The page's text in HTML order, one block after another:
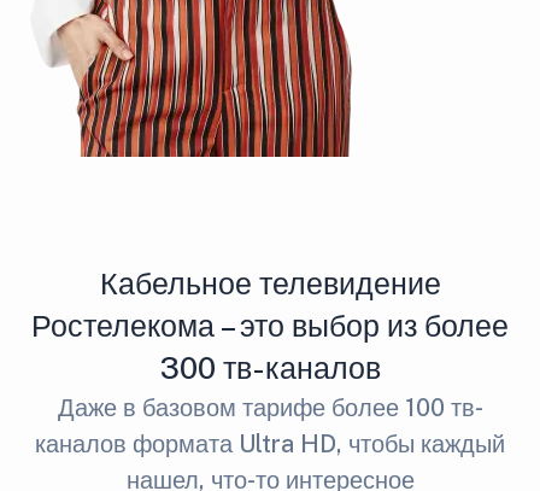
Кабельное телевидение
Ростелекома – это выбор из более
300 тв-каналов
Даже в базовом тарифе более 100 тв-
каналов формата Ultra HD, чтобы каждый
нашел, что-то интересное